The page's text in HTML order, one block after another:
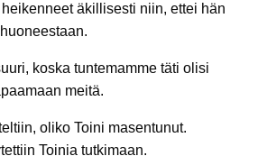
äkillisesti niin, ettei hän
koska tuntemamme täti olisi
meitä.
oliko Toini masentunut.
Toinia tutkimaan.